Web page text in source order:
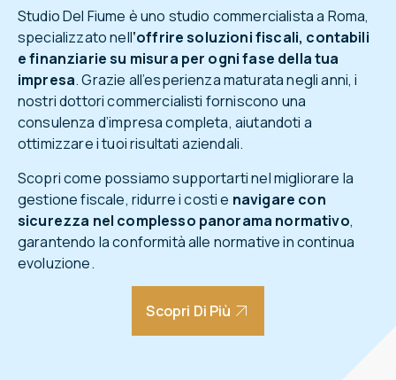
La crescita
Studio Del Fiume è uno studio commercialista a Roma,
specializzato nell‘offrire soluzioni fiscali, contabili
e finanziarie su misura per ogni fase della tua
impresa. Grazie all’esperienza maturata negli anni, i
nostri dottori commercialisti forniscono una
consulenza d’impresa completa, aiutandoti a
ottimizzare i tuoi risultati aziendali.
Scopri come possiamo supportarti nel migliorare la
gestione fiscale, ridurre i costi e navigare con
sicurezza nel complesso panorama normativo,
garantendo la conformità alle normative in continua
evoluzione.
Scopri Di Più